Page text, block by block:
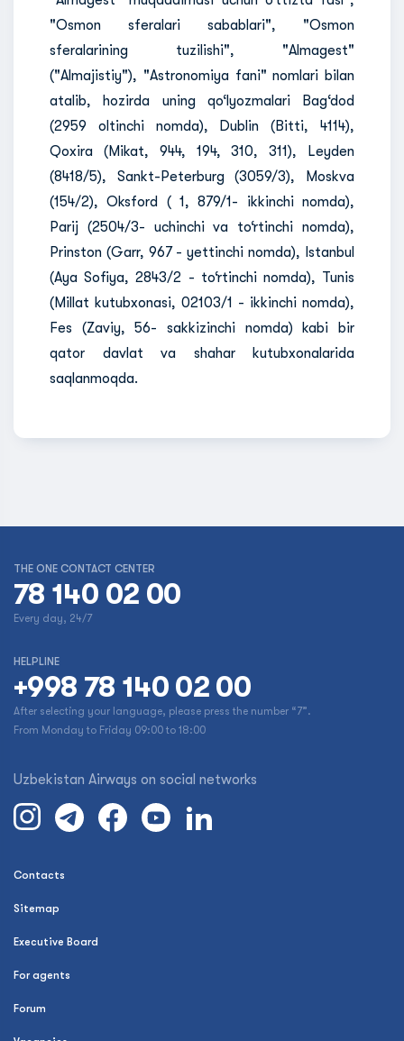
"Osmon sferalari sabablari", "Osmon
sferalarining tuzilishi", "Almagest"
("Almajistiy"), "Astronomiya fani" nomlari bilan
atalib, hozirda uning qo‘lyozmalari Bag‘dod
(2959 oltinchi nomda), Dublin (Bitti, 4114),
Qoxira (Mikat, 944, 194, 310, 311), Leyden
(8418/5), Sankt-Peterburg (3059/3), Moskva
(154/2), Oksford ( 1, 879/1- ikkinchi nomda),
Parij (2504/3- uchinchi va to‘rtinchi nomda),
Prinston (Garr, 967 - yettinchi nomda), Istanbul
(Aya Sofiya, 2843/2 - to‘rtinchi nomda), Tunis
(Millat kutubxonasi, 02103/1 - ikkinchi nomda),
Fes (Zaviy, 56- sakkizinchi nomda) kabi bir
qator davlat va shahar kutubxonalarida
saqlanmoqda.
THE ONE CONTACT CENTER
78 140 02 00
Every day, 24/7
HELPLINE
+998 78 140 02 00
After selecting your language, please press the number “7”.
From Monday to Friday 09:00 to 18:00
Uzbekistan Airways on social networks
Contacts
Sitemap
Executive Board
For agents
Forum